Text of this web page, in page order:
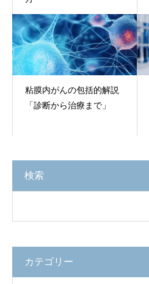
粘膜内がんの包括的解説
「診断から治療まで」
検索
カテゴリー